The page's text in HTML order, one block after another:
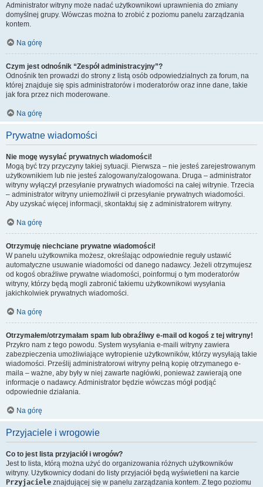
Administrator witryny może nadać użytkownikowi uprawnienia do zmiany
domyślnej grupy. Wówczas można to zrobić z poziomu panelu zarządzania
kontem.
Na górę
Czym jest odnośnik “Zespół administracyjny”?
Odnośnik ten prowadzi do strony z listą osób odpowiedzialnych za forum, na
której znajduje się spis administratorów i moderatorów oraz inne dane, takie
jak fora przez nich moderowane.
Na górę
Prywatne wiadomości
Nie mogę wysyłać prywatnych wiadomości!
Mogą być trzy przyczyny takiej sytuacji. Pierwsza – nie jesteś zarejestrowanym
użytkownikiem lub nie jesteś zalogowany/zalogowana. Druga – administrator
witryny wyłączył przesyłanie prywatnych wiadomości na całej witrynie. Trzecia
– administrator witryny uniemożliwił ci przesyłanie prywatnych wiadomości.
Aby uzyskać więcej informacji, skontaktuj się z administratorem witryny.
Na górę
Otrzymuję niechciane prywatne wiadomości!
W panelu użytkownika możesz, określając odpowiednie reguły ustawić
automatyczne usuwanie wiadomości od danego nadawcy. Jeżeli otrzymujesz
od kogoś obraźliwe prywatne wiadomości, poinformuj o tym moderatorów
witryny, którzy będą mogli zabronić takiemu użytkownikowi wysyłania
jakichkolwiek prywatnych wiadomości.
Na górę
Otrzymałem/otrzymałam spam lub obraźliwy e-mail od kogoś z tej witryny!
Przykro nam z tego powodu. System wysyłania e-maili witryny zawiera
zabezpieczenia umożliwiające wytropienie użytkowników, którzy wysyłają takie
wiadomości. Prześlij administratorowi witryny pełną kopię otrzymanego e-
maila – ważne, aby były w niej zawarte nagłówki, ponieważ zawierają one
informacje o nadawcy. Administrator będzie wówczas mógł podjąć
odpowiednie działania.
Na górę
Przyjaciele i wrogowie
Co to jest lista przyjaciół i wrogów?
Jest to lista, którą można użyć do organizowania różnych użytkowników
witryny. Użytkownicy dodani do listy przyjaciół będą wyświetleni na karcie
Przyjaciele znajdującej się w panelu zarządzania kontem. Z tego poziomu